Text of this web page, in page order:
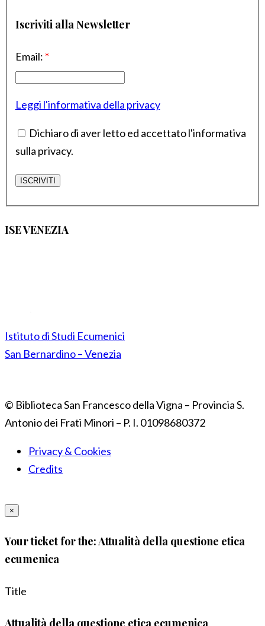
Iscriviti alla Newsletter
Email: *
Leggi l'informativa della privacy
Dichiaro di aver letto ed accettato l'informativa
sulla privacy.
ISE VENEZIA
Istituto di Studi Ecumenici
San Bernardino – Venezia
© Biblioteca San Francesco della Vigna – Provincia S.
Antonio dei Frati Minori – P. I. 01098680372
Privacy & Cookies
Credits
×
Your ticket for the: Attualità della questione etica
ecumenica
Title
Attualità della questione etica ecumenica